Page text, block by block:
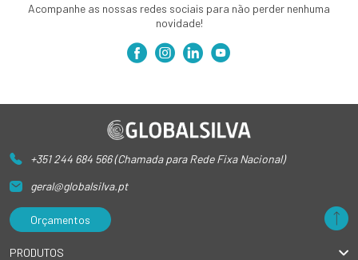
Acompanhe as nossas redes sociais para não perder nenhuma
novidade!
+351 244 684 566 (Chamada para Rede Fixa Nacional)
geral@globalsilva.pt
Orçamentos
PRODUTOS